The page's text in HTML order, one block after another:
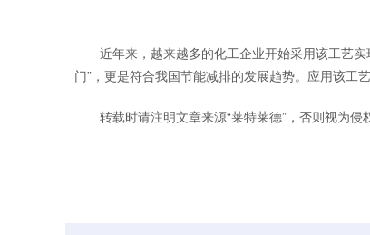
近年来，越来越多的化工企业开始采用该工艺实
门”，更是符合我国节能减排的发展趋势。应用该工
转载时请注明文章来源“莱特莱德”，否则视为侵